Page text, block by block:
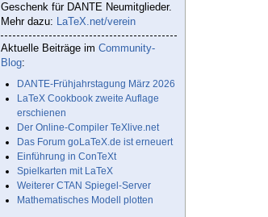
Geschenk für DANTE Neumitglieder.
Mehr dazu: LaTeX.net/verein
Aktuelle Beiträge im Community-
Blog:
DANTE-Frühjahrstagung März 2026
LaTeX Cookbook zweite Auflage
erschienen
Der Online-Compiler TeXlive.net
Das Forum goLaTeX.de ist erneuert
Einführung in ConTeXt
Spielkarten mit LaTeX
Weiterer CTAN Spiegel-Server
Mathematisches Modell plotten